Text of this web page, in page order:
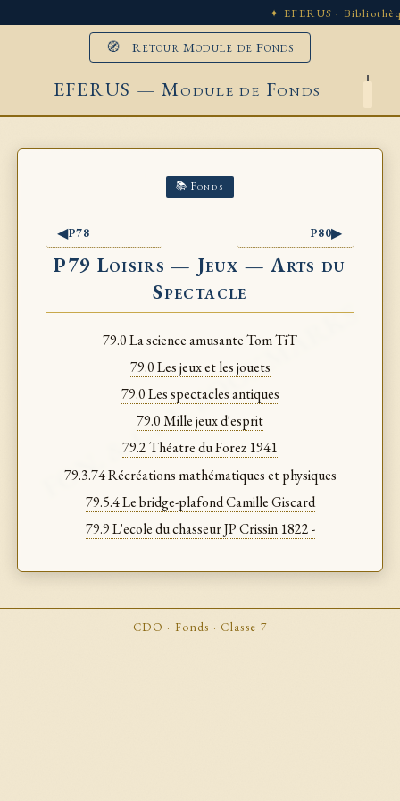
FON. & CLA. BOOKMARKS
✦ EFERUS ·
🧭 Retour Module de Fonds
EFERUS — Module de Fonds
📚 Fonds
◀P78 P80▶
P79 Loisirs — Jeux — Arts du
Spectacle
79.0 La science amusante Tom TiT
79.0 Les jeux et les jouets
79.0 Les spectacles antiques
79.0 Mille jeux d'esprit
79.2 Théatre du Forez 1941
79.3.74 Récréations mathématiques et physiques
79.5.4 Le bridge-plafond Camille Giscard
79.9 L'ecole du chasseur JP Crissin 1822 -
— CDO · Fonds · Classe 7 —